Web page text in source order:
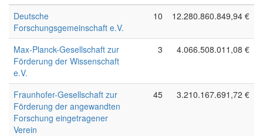
Deutsche
Forschungsgemeinschaft e.V.
10 12.280.860.849,94 €
Max-Planck-Gesellschaft zur
Förderung der Wissenschaft
e.V.
3 4.066.508.011,08 €
Fraunhofer-Gesellschaft zur
Förderung der angewandten
Forschung eingetragener
Verein
45 3.210.167.691,72 €